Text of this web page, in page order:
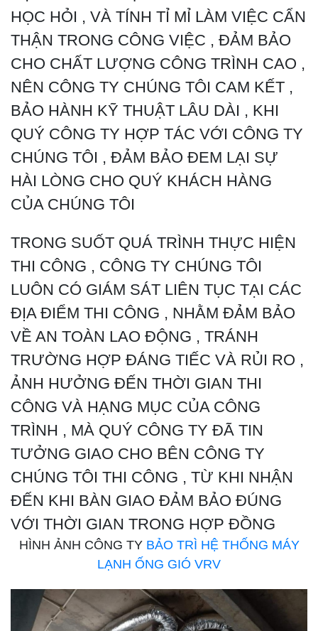
HỌC HỎI , VÀ TÍNH TỈ MỈ LÀM VIỆC CẨN
THẬN TRONG CÔNG VIỆC , ĐẢM BẢO
CHO CHẤT LƯỢNG CÔNG TRÌNH CAO ,
NÊN CÔNG TY CHÚNG TÔI CAM KẾT ,
BẢO HÀNH KỸ THUẬT LÂU DÀI , KHI
QUÝ CÔNG TY HỢP TÁC VỚI CÔNG TY
CHÚNG TÔI , ĐẢM BẢO ĐEM LẠI SỰ
HÀI LÒNG CHO QUÝ KHÁCH HÀNG
CỦA CHÚNG TÔI
TRONG SUỐT QUÁ TRÌNH THỰC HIỆN
THI CÔNG , CÔNG TY CHÚNG TÔI
LUÔN CÓ GIÁM SÁT LIÊN TỤC TẠI CÁC
ĐỊA ĐIỂM THI CÔNG , NHẰM ĐẢM BẢO
VỀ AN TOÀN LAO ĐỘNG , TRÁNH
TRƯỜNG HỢP ĐÁNG TIẾC VÀ RỦI RO ,
ẢNH HƯỞNG ĐẾN THỜI GIAN THI
CÔNG VÀ HẠNG MỤC CỦA CÔNG
TRÌNH , MÀ QUÝ CÔNG TY ĐÃ TIN
TƯỞNG GIAO CHO BÊN CÔNG TY
CHÚNG TÔI THI CÔNG , TỪ KHI NHẬN
ĐẾN KHI BÀN GIAO ĐẢM BẢO ĐÚNG
VỚI THỜI GIAN TRONG HỢP ĐỒNG
HÌNH ẢNH CÔNG TY BẢO TRÌ HỆ THỐNG MÁY
LẠNH ỐNG GIÓ VRV